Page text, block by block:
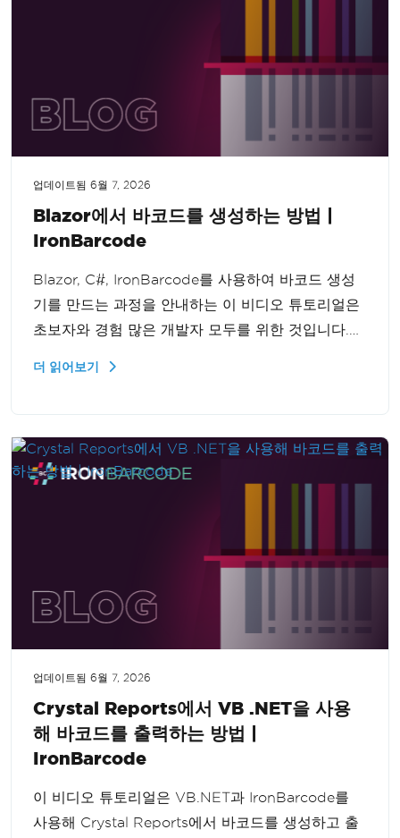
업데이트됨 6월 7, 2026
Blazor에서 바코드를 생성하는 방법 |
IronBarcode
Blazor, C#, IronBarcode를 사용하여 바코드 생성
기를 만드는 과정을 안내하는 이 비디오 튜토리얼은
초보자와 경험 많은 개발자 모두를 위한 것입니다.
더 읽어보기
업데이트됨 6월 7, 2026
Crystal Reports에서 VB .NET을 사용
해 바코드를 출력하는 방법 |
IronBarcode
이 비디오 튜토리얼은 VB.NET과 IronBarcode를
사용해 Crystal Reports에서 바코드를 생성하고 출